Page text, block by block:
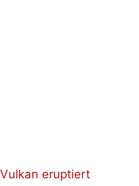
eruptiert